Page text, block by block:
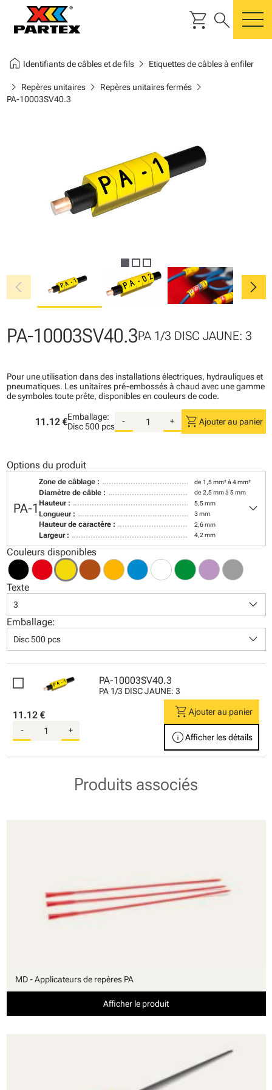
shopping_cart search
home Identifiants de câbles et de filschevron_right Etiquettes de câbles à enfiler
chevron_right Repères unitaireschevron_right Repères unitaires ferméschevron_right
PA-10003SV40.3
chevron_left chevron_right
PA-10003SV40.3PA 1/3 DISC JAUNE: 3
Pour une utilisation dans des installations électriques, hydrauliques et
pneumatiques. Les unitaires pré-embossés à chaud avec une gamme
de symboles toute prête, disponibles en couleurs de code.
11.12 €Emballage:
Disc500 pcs
- + shopping_cart Ajouter au panier
Options du produit
PA-1
Zone de câblage : de 1,5 mm² à 4 mm²
Diamètre de câble : de 2,5 mm à 5 mm
Hauteur : 5,5 mm
Longueur : 3 mm
Hauteur de caractère : 2,6 mm
Largeur : 4,2 mm
keyboard_arrow_down
Couleurs disponibles
Texte
3 keyboard_arrow_down
Emballage:
Disc 500 pcs keyboard_arrow_down
PA-10003SV40.3
PA 1/3 DISC JAUNE: 3
11.12 €
- +
shopping_cart Ajouter au panier
infoAfficher les détails
Produits associés
MD - Applicateurs de repères PA
Afficher le produit